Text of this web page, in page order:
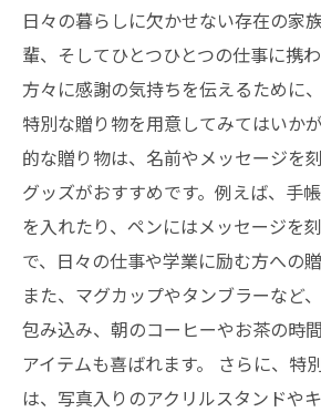
日々の暮らしに欠かせない存在の家
輩、そしてひとつひとつの仕事に携
方々に感謝の気持ちを伝えるために
特別な贈り物を用意してみてはいか
的な贈り物は、名前やメッセージを
グッズがおすすめです。例えば、手
を入れたり、ペンにはメッセージを
で、日々の仕事や学業に励む方への
また、マグカップやタンブラーなど
包み込み、朝のコーヒーやお茶の時
アイテムも喜ばれます。 さらに、特
は、写真入りのアクリルスタンドや